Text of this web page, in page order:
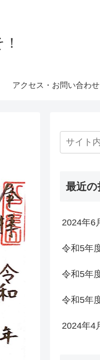
アクセス・お問い合わせ
最近の
2024年
令和5年
令和5年
令和5年
2024年